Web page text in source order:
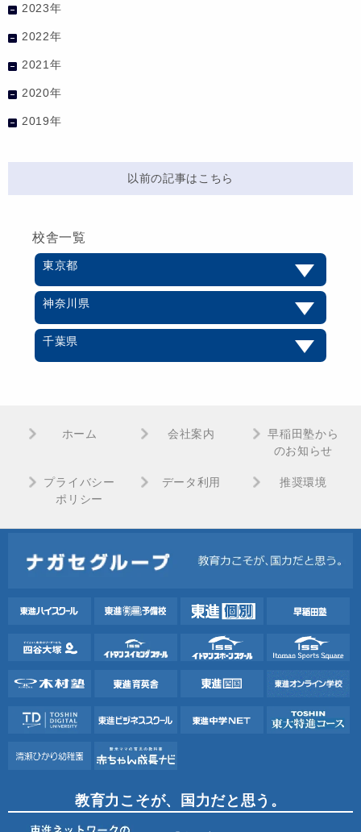
2023年
2022年
2021年
2020年
2019年
以前の記事はこちら
校舎一覧
東京都
神奈川県
千葉県
ホーム 会社案内
早稲田塾から
のお知らせ
プライバシー
ポリシー
データ利用 推奨環境
教育力こそが、国力だと思う。